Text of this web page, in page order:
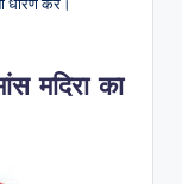
मदिरा का